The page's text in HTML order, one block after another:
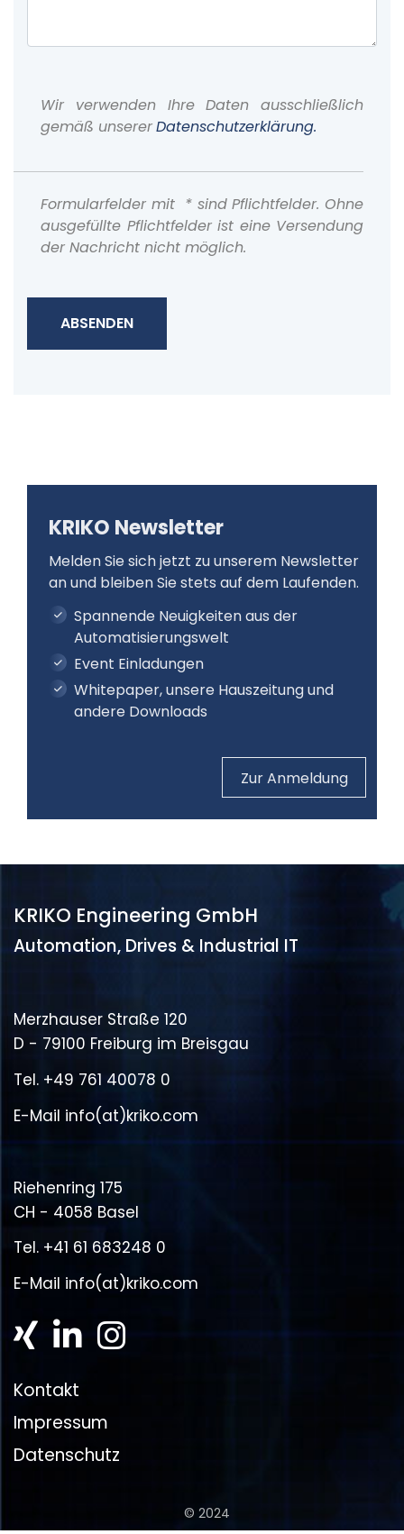
Wir verwenden Ihre Daten ausschließlich
gemäß unsererDatenschutzerklärung.
Formularfelder mit * sind Pflichtfelder. Ohne
ausgefüllte Pflichtfelder ist eine Versendung
der Nachricht nicht möglich.
ABSENDEN
KRIKO Newsletter
Melden Sie sich jetzt zu unserem Newsletter
an und bleiben Sie stets auf dem Laufenden.
Spannende Neuigkeiten aus der
Automatisierungswelt
Event Einladungen
Whitepaper, unsere Hauszeitung und
andere Downloads
Zur Anmeldung
KRIKO Engineering GmbH
Automation, Drives & Industrial IT
Merzhauser Straße 120
D - 79100 Freiburg im Breisgau
Tel. +49 761 40078 0
E-Mail info(at)kriko.com
Riehenring 175
CH - 4058 Basel
Tel. +41 61 683248 0
E-Mail info(at)kriko.com
Kontakt
Impressum
Datenschutz
© 2024